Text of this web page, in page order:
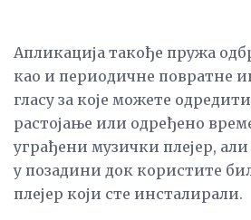
Апликација такође пружа
као и периодичне повратне
гласу за које можете
растојање или одређено
уграђени музички плејер,
у позадини док користите
плејер који сте инсталирали.